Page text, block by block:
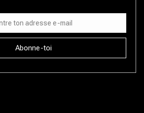
Abonne-toi